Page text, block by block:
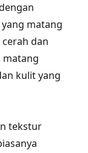
matang
dan
matang
kulit yang
tekstur